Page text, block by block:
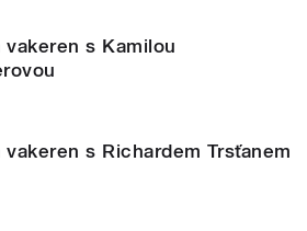
vakeren s Kamilou
vakeren s Richardem Trsťanem